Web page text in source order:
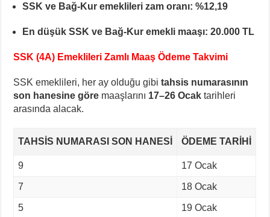
SSK ve Bağ-Kur emeklileri zam oranı: %12,19
En düşük SSK ve Bağ-Kur emekli maaşı: 20.000 TL
SSK (4A) Emeklileri Zamlı Maaş Ödeme Takvimi
SSK emeklileri, her ay olduğu gibitahsis numarasının
son hanesine göre maaşlarını 17–26 Ocak tarihleri
arasında alacak.
TAHSIS NUMARASI SON HANESI ÖDEME TARIHI
9 17 Ocak
7 18 Ocak
5 19 Ocak